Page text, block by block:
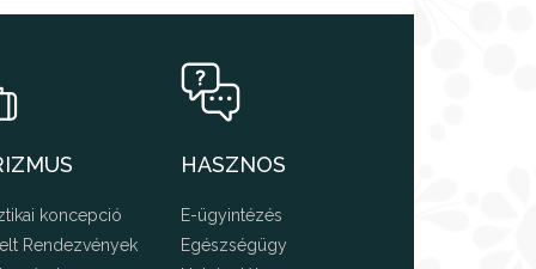
koncepció
Rendezvények
HASZNOS
E-ügyintézés
Egészségügy